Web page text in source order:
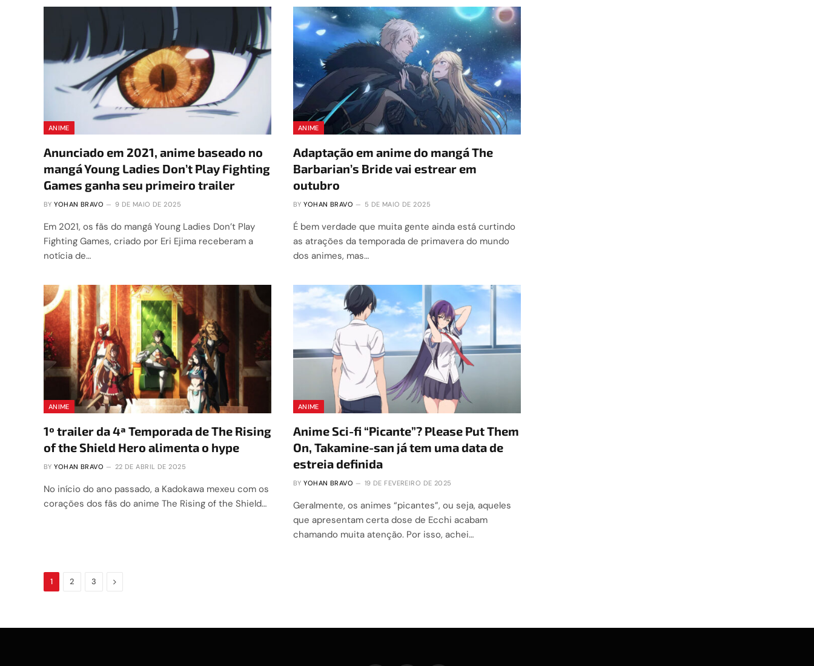
ANIME
Anunciado em 2021, anime baseado no
mangá Young Ladies Don’t Play Fighting
Games ganha seu primeiro trailer
BY YOHAN BRAVO 9 DE MAIO DE 2025
Em 2021, os fãs do mangá Young Ladies Don’t Play
Fighting Games, criado por Eri Ejima receberam a
notícia de…
ANIME
Adaptação em anime do mangá The
Barbarian’s Bride vai estrear em
outubro
BY YOHAN BRAVO 5 DE MAIO DE 2025
É bem verdade que muita gente ainda está curtindo
as atrações da temporada de primavera do mundo
dos animes, mas…
ANIME
1º trailer da 4ª Temporada de The Rising
of the Shield Hero alimenta o hype
BY YOHAN BRAVO 22 DE ABRIL DE 2025
No início do ano passado, a Kadokawa mexeu com os
corações dos fãs do anime The Rising of the Shield…
ANIME
Anime Sci-fi “Picante”? Please Put Them
On, Takamine-san já tem uma data de
estreia definida
BY YOHAN BRAVO 19 DE FEVEREIRO DE 2025
Geralmente, os animes “picantes”, ou seja, aqueles
que apresentam certa dose de Ecchi acabam
chamando muita atenção. Por isso, achei…
1 2 3 Next